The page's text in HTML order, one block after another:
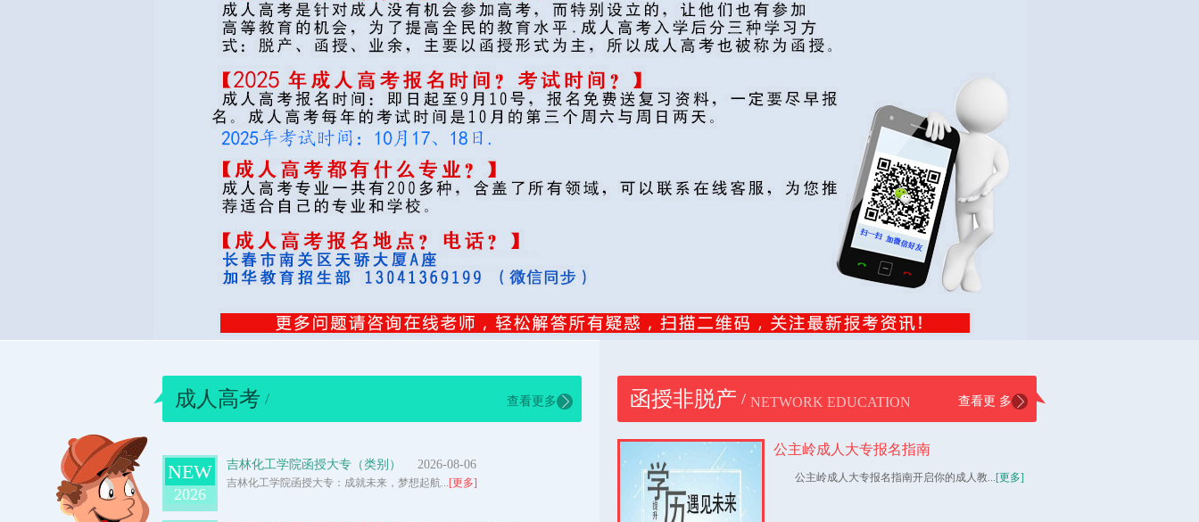
成人高考 / 查看更多
NEW
2026
吉林化工学院函授大专（类别） 2026-08-06
吉林化工学院函授大专：成就未来，梦想起航... [更多]
函授非脱产 / NETWORK EDUCATION 查看更 多
公主岭成人大专报名指南
公主岭成人大专报名指南开启你的成人教...[更多]